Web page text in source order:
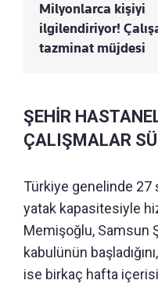
Milyonlarca kişiyi
ilgilendiriyor!
tazminat müjdesi
ŞEHİR
ÇALIŞMALAR
Türkiye genelinde 27
yatak kapasitesiyle
Memişoğlu, Samsun
kabulünün
ise birkaç hafta